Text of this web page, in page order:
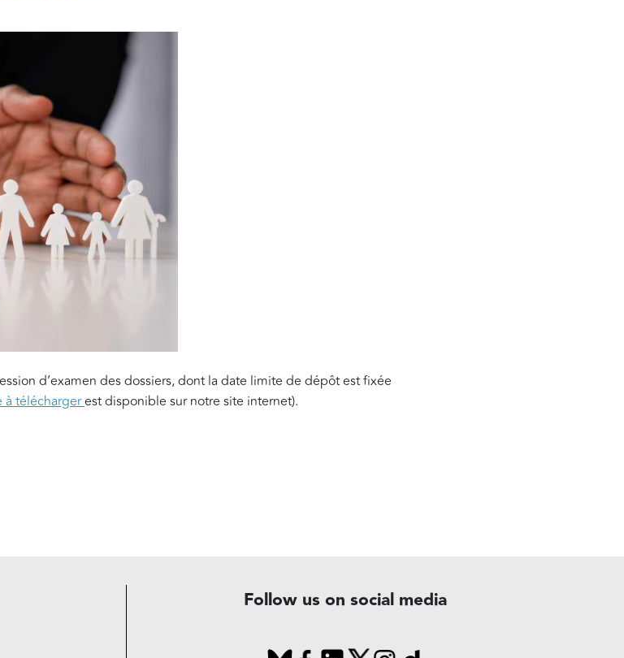
d’examen des dossiers, dont la date limite de dépôt est fixée
à téléchargerest disponible sur notre site internet).
Follow us on social media